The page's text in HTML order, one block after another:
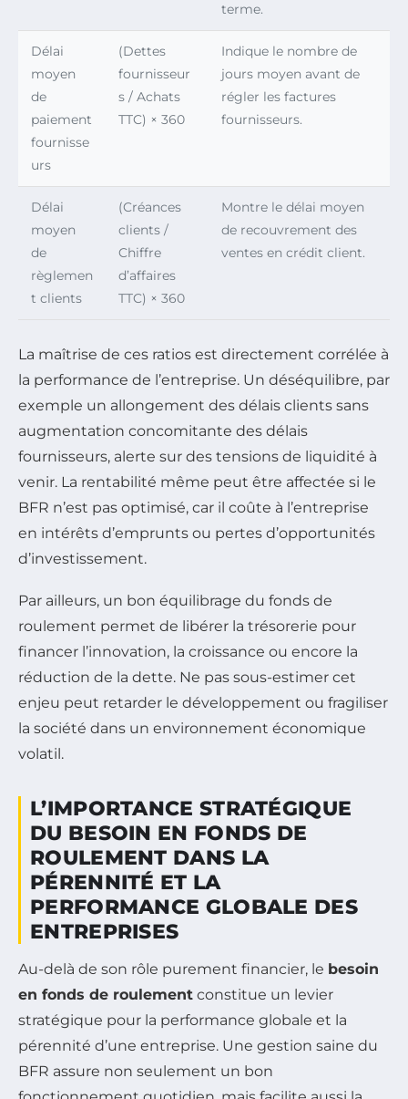
terme.
Délai
moyen
de
paiement
fournisse
urs
(Dettes
fournisseur
s / Achats
TTC) × 360
Indique le nombre de
jours moyen avant de
régler les factures
fournisseurs.
Délai
moyen
de
règlemen
t clients
(Créances
clients /
Chiffre
d’affaires
TTC) × 360
Montre le délai moyen
de recouvrement des
ventes en crédit client.
La maîtrise de ces ratios est directement corrélée à
la performance de l’entreprise. Un déséquilibre, par
exemple un allongement des délais clients sans
augmentation concomitante des délais
fournisseurs, alerte sur des tensions de liquidité à
venir. La rentabilité même peut être affectée si le
BFR n’est pas optimisé, car il coûte à l’entreprise
en intérêts d’emprunts ou pertes d’opportunités
d’investissement.
Par ailleurs, un bon équilibrage du fonds de
roulement permet de libérer la trésorerie pour
financer l’innovation, la croissance ou encore la
réduction de la dette. Ne pas sous-estimer cet
enjeu peut retarder le développement ou fragiliser
la société dans un environnement économique
volatil.
L’IMPORTANCE STRATÉGIQUE
DU BESOIN EN FONDS DE
ROULEMENT DANS LA
PÉRENNITÉ ET LA
PERFORMANCE GLOBALE DES
ENTREPRISES
Au-delà de son rôle purement financier, le besoin
en fonds de roulement constitue un levier
stratégique pour la performance globale et la
pérennité d’une entreprise. Une gestion saine du
BFR assure non seulement un bon